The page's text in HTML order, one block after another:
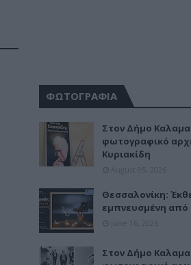
ΦΩΤΟΓΡΑΦΙΑ
Στον Δήμο
φωτογραφικό
Κυριακίδη
Θεσσαλονίκη:
εμπνευσμένη από
Στον Δήμο